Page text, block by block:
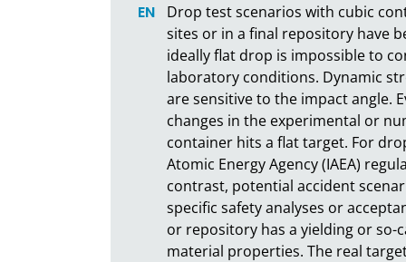
Drop test scenarios with cubic
sites or in a final repository have
ideally flat drop is impossible to
laboratory conditions. Dynamic
are sensitive to the impact angle.
changes in the experimental or
container hits a flat target. For
Atomic Energy Agency (IAEA)
contrast, potential accident
specific safety analyses or
or repository has a yielding or
material properties. The real